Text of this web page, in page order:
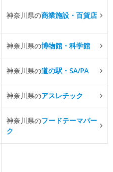
神奈川県の商業施設・百貨店
神奈川県の博物館・科学館
神奈川県の道の駅・SA/PA
神奈川県のアスレチック
神奈川県のフードテーマパー
ク